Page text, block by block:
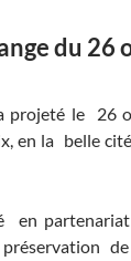
du 26
projeté le 26
en la belle cité
en